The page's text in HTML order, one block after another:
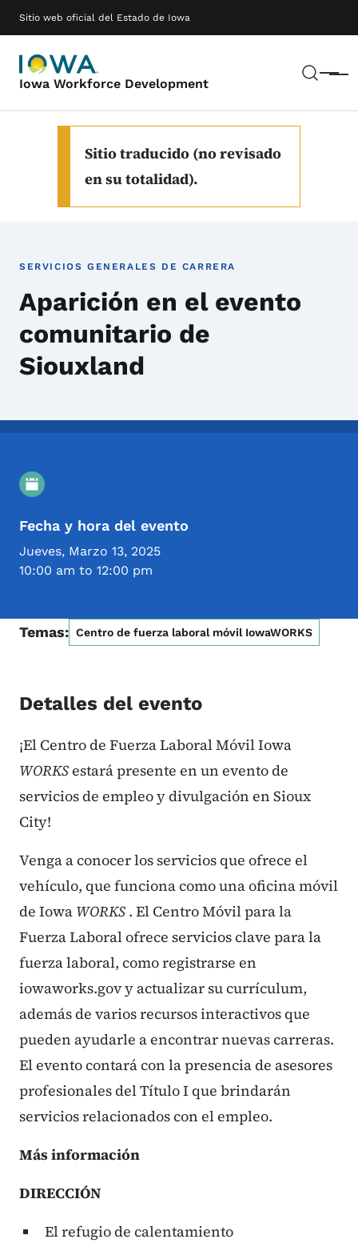
Sitio web oficial del Estado de Iowa
Iowa Workforce Development Menú
Main navigation
Sitio traducido (no revisado
en su totalidad).
SERVICIOS GENERALES DE CARRERA
Aparición en el evento
comunitario de
Siouxland
Detalles del evento
Fecha y hora del evento
Jueves, Marzo 13, 2025
10:00 am to 12:00 pm
Temas: Centro de fuerza laboral móvil IowaWORKS
Detalles del evento
¡El Centro de Fuerza Laboral Móvil Iowa
WORKSestará presente en un evento de
servicios de empleo y divulgación en Sioux
City!
Venga a conocer los servicios que ofrece el
vehículo, que funciona como una oficina móvil
de Iowa WORKS . El Centro Móvil para la
Fuerza Laboral ofrece servicios clave para la
fuerza laboral, como registrarse en
iowaworks.gov y actualizar su currículum,
además de varios recursos interactivos que
pueden ayudarle a encontrar nuevas carreras.
El evento contará con la presencia de asesores
profesionales del Título I que brindarán
servicios relacionados con el empleo.
Más información
DIRECCIÓN
El refugio de calentamiento